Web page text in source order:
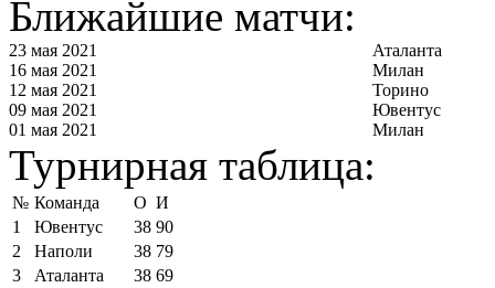
Ближайшие матчи:
23 мая 2021
Аталанта
16 мая 2021
Милан
12 мая 2021
Торино
09 мая 2021
Ювентус
01 мая 2021
Милан
Турнирная таблица:
№ Команда О И
1
Ювентус 38 90
2
Наполи 38 79
3
Аталанта 38 69